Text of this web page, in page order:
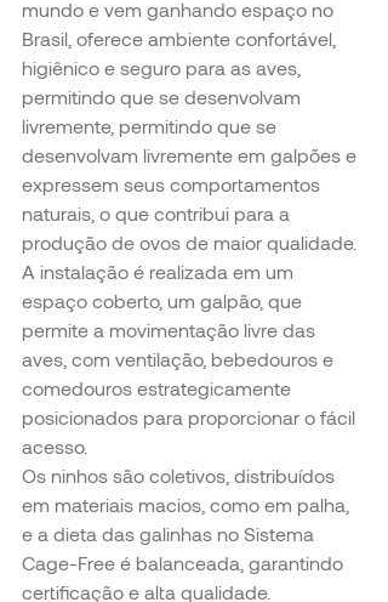
mundo e vem ganhando espaço no
Brasil, oferece ambiente confortável,
higiênico e seguro para as aves,
permitindo que se desenvolvam
livremente, permitindo que se
desenvolvam livremente em galpões e
expressem seus comportamentos
naturais, o que contribui para a
produção de ovos de maior qualidade.
A instalação é realizada em um
espaço coberto, um galpão, que
permite a movimentação livre das
aves, com ventilação, bebedouros e
comedouros estrategicamente
posicionados para proporcionar o fácil
acesso.
Os ninhos são coletivos, distribuídos
em materiais macios, como em palha,
e a dieta das galinhas no Sistema
Cage-Free é balanceada, garantindo
certificação e alta qualidade.